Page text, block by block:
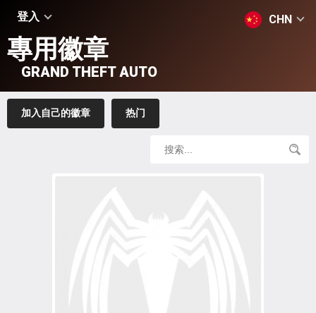
登入 CHN
專用徽章
GRAND THEFT AUTO
加入自己的徽章 热门